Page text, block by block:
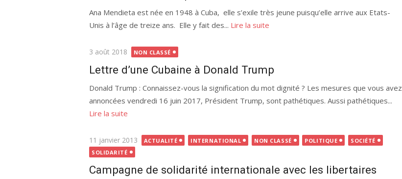
Ana Mendieta est née en 1948 à Cuba, elle s’exile très jeune puisqu’elle arrive aux Etats-
Unis à l’âge de treize ans. Elle y fait des... Lire la suite
Publié
3 août 2018 NON CLASSÉ
Lettre d’une Cubaine à Donald Trump
Donald Trump : Connaissez-vous la signification du mot dignité ? Les mesures que vous avez
annoncées vendredi 16 juin 2017, Président Trump, sont pathétiques. Aussi pathétiques...
Lire la suite
Publié
le
11 janvier 2013 ACTUALITÉ INTERNATIONAL NON CLASSÉ POLITIQUE
SOCIÉTÉ
SOLIDARITÉ
Campagne de solidarité internationale avec les libertaires